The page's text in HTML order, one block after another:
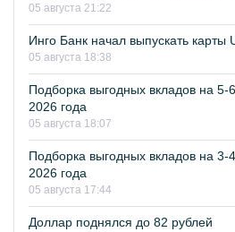
05 августа 21:22
Инго Банк начал выпускать карты
05 августа 18:38
Подборка выгодных вкладов на 5-
2026 года
05 августа 18:07
Подборка выгодных вкладов на 3-
2026 года
05 августа 17:44
Доллар поднялся до 82 рублей